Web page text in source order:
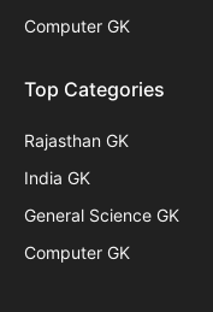
Computer GK
Top Categories
Rajasthan GK
India GK
General Science GK
Computer GK